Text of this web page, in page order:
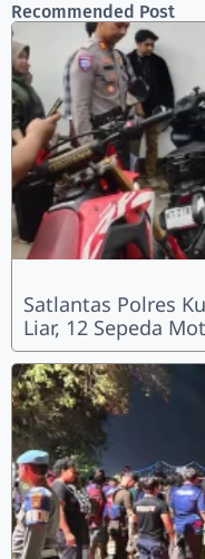
Recommended Post
Satlantas Polres
Liar, 12 Sepeda